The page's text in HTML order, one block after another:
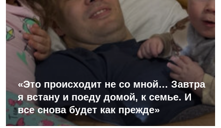
«Это происходит не со мной… Завтра
я встану и поеду домой, к семье. И
все снова будет как прежде»